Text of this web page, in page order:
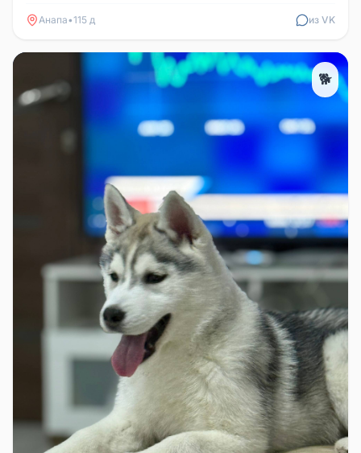
Анапа•115 д из VK
🐕